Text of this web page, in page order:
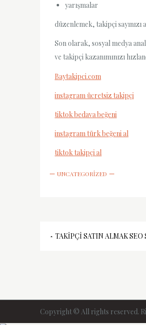
yarışmalar
düzenlemek, takipçi
Son olarak, sosyal medya
ve takipçi kazanımınızı
Baytakipci.com
instagram ücretsiz takipçi
tiktok bedava beğeni
instagram türk beğeni al
tiktok takipçi al
UNCATEGORIZED
Yazı
TAKIPÇI SATIN ALMAK
Copyright © All rights reserved.